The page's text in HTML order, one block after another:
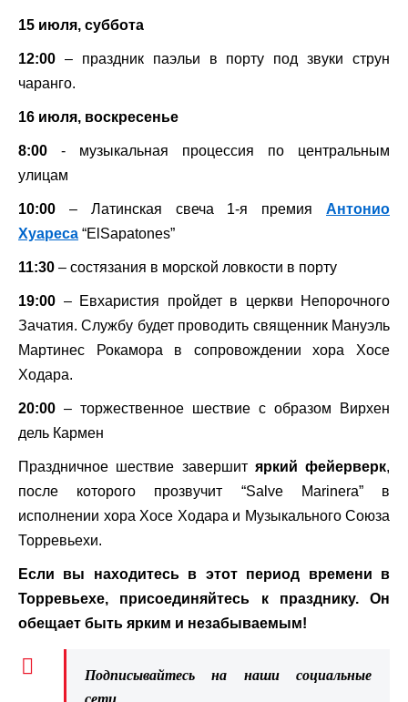
15 июля, суббота
12:00 – праздник паэльи в порту под звуки струн
чаранго.
16 июля, воскресенье
8:00 - музыкальная процессия по центральным
улицам
10:00 – Латинская свеча 1-я премия Антонио
Хуареса “El Sapatones”
11:30 – состязания в морской ловкости в порту
19:00 – Евхаристия пройдет в церкви Непорочного
Зачатия. Службу будет проводить священник Мануэль
Мартинес Рокамора в сопровождении хора Хосе
Ходара.
20:00 – торжественное шествие с образом Вирхен
дель Кармен
Праздничное шествие завершит яркий фейерверк,
после которого прозвучит “Salve Marinera” в
исполнении хора Хосе Ходара и Музыкального Союза
Торревьехи.
Если вы находитесь в этот период времени в
Торревьехе, присоединяйтесь к празднику. Он
обещает быть ярким и незабываемым!
Подписывайтесь на наши социальные